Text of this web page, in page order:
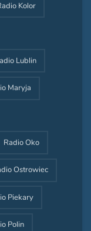
Kolor
Lublin
Maryja
Radio Oko
Ostrowiec
Piekary
Polin